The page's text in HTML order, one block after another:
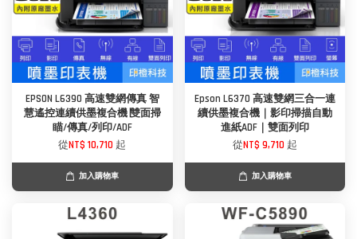
EPSON L6390 高速雙網傳真 智
慧遙控連續供墨複合機∣雙面掃
瞄/傳真/列印/ADF
從NT$ 10,710 起
加入購物車
Epson L6370 高速雙網三合一連
續供墨複合機｜影印掃描自動
進紙ADF｜雙面列印
從NT$ 9,710 起
加入購物車